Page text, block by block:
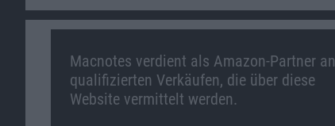
Macnotes verdient als Amazon-Partner an
qualifizierten Verkäufen, die über diese
Website vermittelt werden.